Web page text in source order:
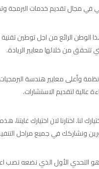
في مجال تقديم خدمات البرمجة
الرائع من اجل توطين تقنية
تتحقق من خلالها معايير الريادة.
وأعلى معايير هندسة
عالية لتقديم الاستشارات.
لنا. اختارنا لان اختيارك
ونشاركك في جميع مراحل
هو التحدي الأول الذي نضعه نصب